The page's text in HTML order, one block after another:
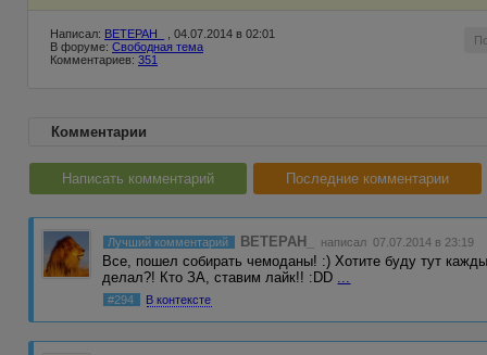
Написал: BETEPAH_
, 04.07.2014 в 02:01
В форуме: Свободная тема
Комментариев: 351
Комментарии
Написать комментарий Последние комментарии
Лучший комментарий BETEPAH_ написал 07.07.2014 в 23:19
Все, пошел собирать чемоданы! :) Хотите буду тут
делал?! Кто ЗА, ставим лайк!! :DD ...
#294 В контексте